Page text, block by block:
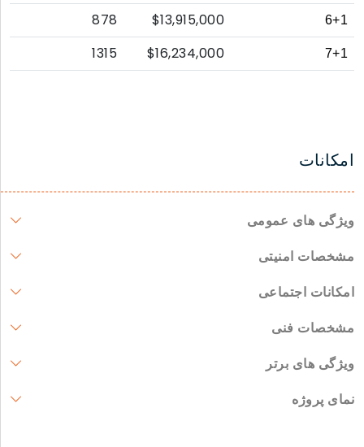
6+1
$13,915,000
878
7+1
$16,234,000
1315
امکانات
ویژگی های عمومی
مشخصات امنیتی
امکانات اجتماعی
مشخصات فنی
ویژگی های برتر
نمای پروژه